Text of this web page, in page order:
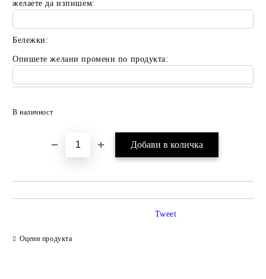
желаете да изпишем:
Бележки:
Опишете желани промени по продукта:
В наличност
Оцени продукта
Tweet